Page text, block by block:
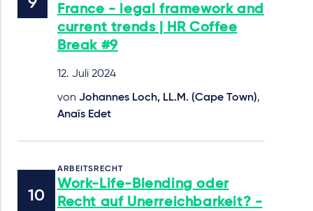
France - legal framework and
current trends | HR Coffee
Break #9
12. Juli 2024
von Johannes Loch, LL.M. (Cape Town),
Anaïs Edet
ARBEITSRECHT
Work-Life-Blending oder
Recht auf Unerreichbarkeit? -